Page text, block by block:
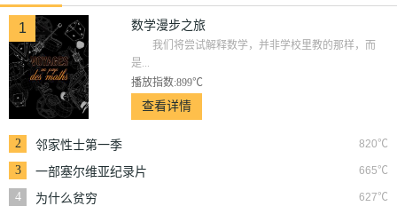
1 数学漫步之旅
我们将尝试解释数学，并非学校里教的那样，而
是...
播放指数:899℃
查看详情
2 820℃
邻家性士第一季
3
665℃
一部塞尔维亚纪录片
4
627℃
为什么贫穷